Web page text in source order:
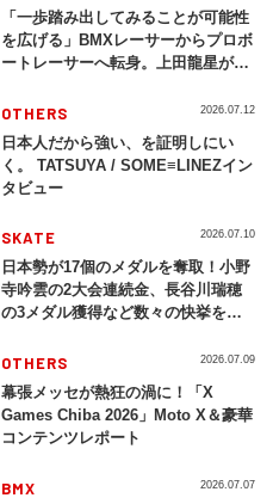
「一歩踏み出してみることが可能性
を広げる」BMXレーサーからプロボ
ートレーサーへ転身。上田龍星が体
OTHERS
日本人だから強い、を証明しにい
く。 TATSUYA / SOME≡LINEZイン
タビュー
2026.07.12
SKATE
日本勢が17個のメダルを奪取！小野
寺吟雲の2大会連続金、長谷川瑞穂
の3メダル獲得など数々の快挙をプ
2026」
2026.07.10
OTHERS
幕張メッセが熱狂の渦に！「X
Games Chiba 2026」Moto X＆豪華
コンテンツレポート
2026.07.09
BMX 2026.07.07